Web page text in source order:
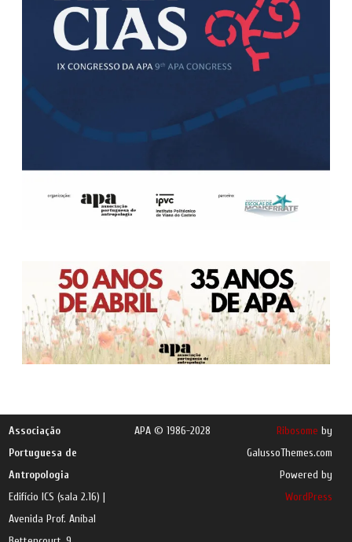
Associação
Portuguesa de
Antropologia
Edifício ICS (sala 2.16) |
Avenida Prof. Aníbal
APA © 1986-2028 Ribosome by
GalussoThemes.com
Powered by
WordPress